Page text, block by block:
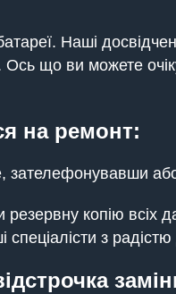
Наші
що ви можете
на ремонт:
копію всіх
з